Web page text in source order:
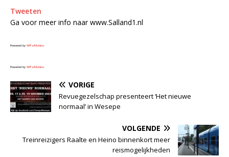
Tweeten
Ga voor meer info naar www.Salland1.nl
Powered by WPeMatico
Powered by WPeMatico
VORIGE
Revuegezelschap presenteert ‘Het nieuwe
normaal’ in Wesepe
VOLGENDE
Treinreizigers Raalte en Heino binnenkort meer
reismogelijkheden